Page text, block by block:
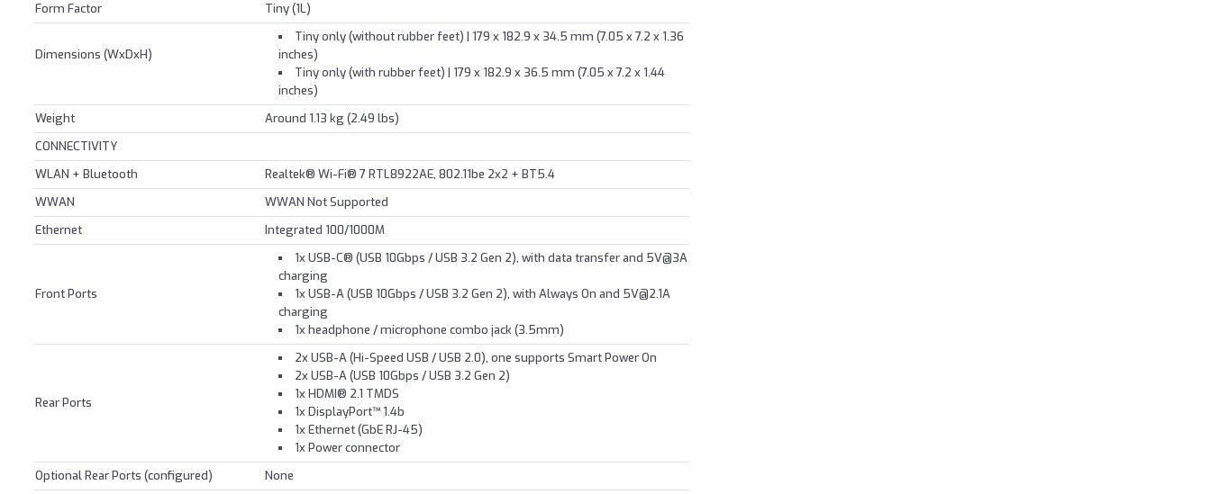
Form Factor
Tiny (1L)
Dimensions (WxDxH)
Tiny only (without rubber feet) | 179 x 182.9 x 34.5 mm (7.05 x 7.2 x 1.36
inches)
Tiny only (with rubber feet) | 179 x 182.9 x 36.5 mm (7.05 x 7.2 x 1.44
inches)
Weight
Around 1.13 kg (2.49 lbs)
CONNECTIVITY
WLAN + Bluetooth
Realtek® Wi-Fi® 7 RTL8922AE, 802.11be 2x2 + BT5.4
WWAN
WWAN Not Supported
Ethernet
Integrated 100/1000M
Front Ports
1x USB-C® (USB 10Gbps / USB 3.2 Gen 2), with data transfer and 5V@3A
charging
1x USB-A (USB 10Gbps / USB 3.2 Gen 2), with Always On and 5V@2.1A
charging
1x headphone / microphone combo jack (3.5mm)
Rear Ports
2x USB-A (Hi-Speed USB / USB 2.0), one supports Smart Power On
2x USB-A (USB 10Gbps / USB 3.2 Gen 2)
1x HDMI® 2.1 TMDS
1x DisplayPort™ 1.4b
1x Ethernet (GbE RJ-45)
1x Power connector
Optional Rear Ports (configured)
None